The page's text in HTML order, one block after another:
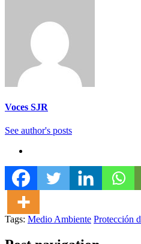
Voces SJR
See author's posts
Tags: Medio Ambiente Protección